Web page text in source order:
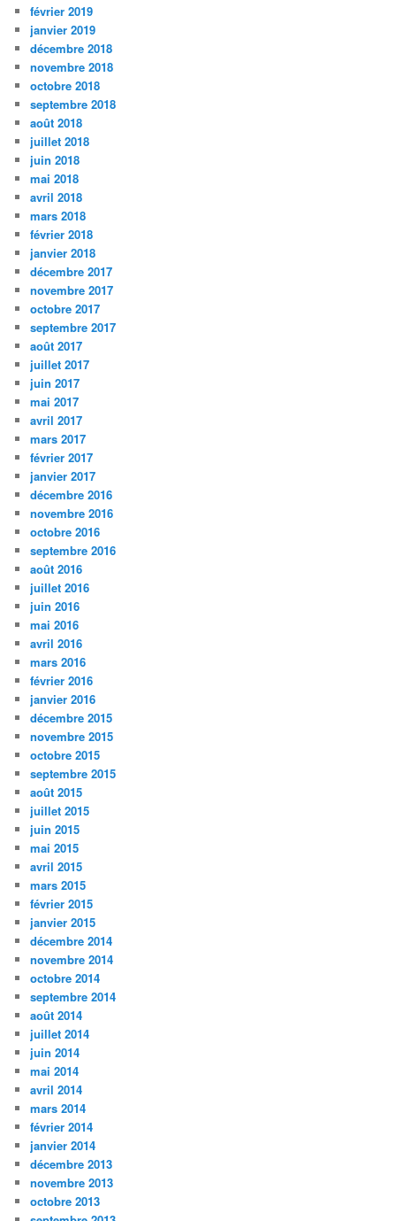
février 2019
janvier 2019
décembre 2018
novembre 2018
octobre 2018
septembre 2018
août 2018
juillet 2018
juin 2018
mai 2018
avril 2018
mars 2018
février 2018
janvier 2018
décembre 2017
novembre 2017
octobre 2017
septembre 2017
août 2017
juillet 2017
juin 2017
mai 2017
avril 2017
mars 2017
février 2017
janvier 2017
décembre 2016
novembre 2016
octobre 2016
septembre 2016
août 2016
juillet 2016
juin 2016
mai 2016
avril 2016
mars 2016
février 2016
janvier 2016
décembre 2015
novembre 2015
octobre 2015
septembre 2015
août 2015
juillet 2015
juin 2015
mai 2015
avril 2015
mars 2015
février 2015
janvier 2015
décembre 2014
novembre 2014
octobre 2014
septembre 2014
août 2014
juillet 2014
juin 2014
mai 2014
avril 2014
mars 2014
février 2014
janvier 2014
décembre 2013
novembre 2013
octobre 2013